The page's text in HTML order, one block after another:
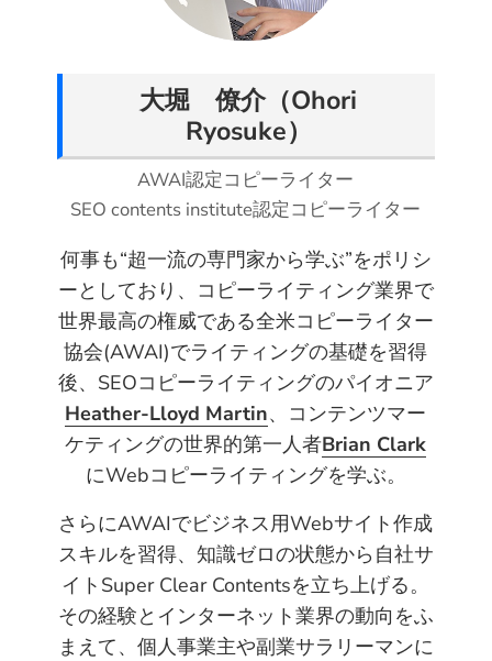
e
o
o
t
e
r
e
s
t
k
d
I
n
t
大堀 僚介（Ohori
Ryosuke）
AWAI認定コピーライター
SEO contents institute認定コピーライター
何事も“超一流の専門家から学ぶ”をポリシ
ーとしており、コピーライティング業界で
世界最高の権威である全米コピーライター
協会(AWAI)でライティングの基礎を習得
後、SEOコピーライティングのパイオニア
Heather-Lloyd Martin、コンテンツマー
ケティングの世界的第一人者Brian Clark
にWebコピーライティングを学ぶ。
さらにAWAIでビジネス用Webサイト作成
スキルを習得、知識ゼロの状態から自社サ
イトSuper Clear Contentsを立ち上げる。
その経験とインターネット業界の動向をふ
まえて、個人事業主や副業サラリーマンに